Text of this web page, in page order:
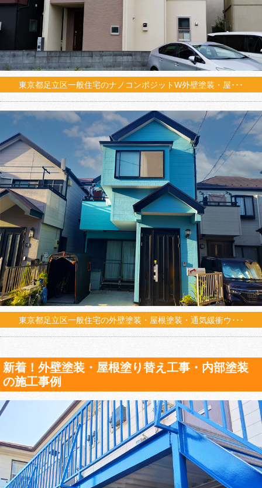
東京都足立区一般住宅のナノコンポジットW外壁塗装・屋･･･
東京都足立区一般住宅の外壁塗装・屋根塗装・通気緩衝ウ･･･
新着！外壁塗装・屋根塗り替え工事・内部塗装
の施工事例